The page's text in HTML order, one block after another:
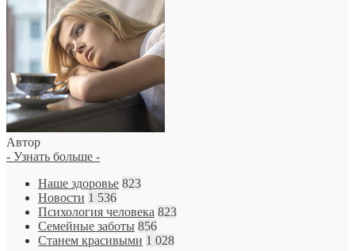
Автор
- Узнать больше -
Наше здоровье 823
Новости 1 536
Психология человека 823
Семейные заботы 856
Станем красивыми 1 028